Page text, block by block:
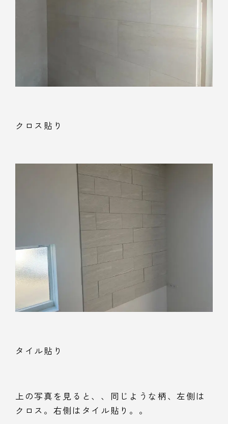
クロス貼り
タイル貼り
上の写真を見ると、、同じような柄、左側は
クロス。右側はタイル貼り。。